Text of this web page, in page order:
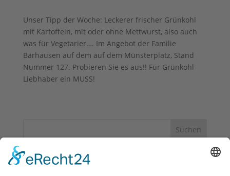
Unser Tipp der Woche: Leckerer frischer Grünkohl
mit Kartoffeln, mit oder ohne Mettwurst, also auch
was für Vegetarier…. Im Angebot der Familie
Bärhausen auf dem auf dem Münsterplatz, Stand
Nummer 127. Probieren Sie es aus!! Für Grünkohl-
Liebhaber ein MUSS!
Suchen
Neueste Beiträge